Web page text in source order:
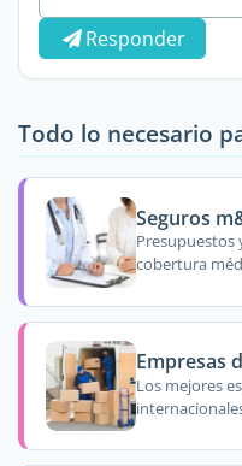
Responder
Todo lo necesario
Seguros
Presupuestos
cobertura
Empresas
Los mejores